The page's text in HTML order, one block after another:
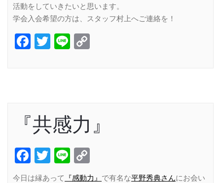
活動をしていきたいと思います。
学会入会希望の方は、スタッフ村上へご連絡を！
Facebook
Twitter
Line
『共感力』
Facebook
Twitter
Line
Link
今日は縁あって 『感動力』 で有名な平野秀典さんにお会い